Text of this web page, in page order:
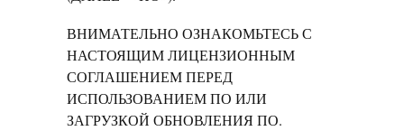
ВНИМАТЕЛЬНО ОЗНАКОМЬТЕСЬ С
НАСТОЯЩИМ ЛИЦЕНЗИОННЫМ
СОГЛАШЕНИЕМ ПЕРЕД
ИСПОЛЬЗОВАНИЕМ ПО ИЛИ
ЗАГРУЗКОЙ ОБНОВЛЕНИЯ ПО.